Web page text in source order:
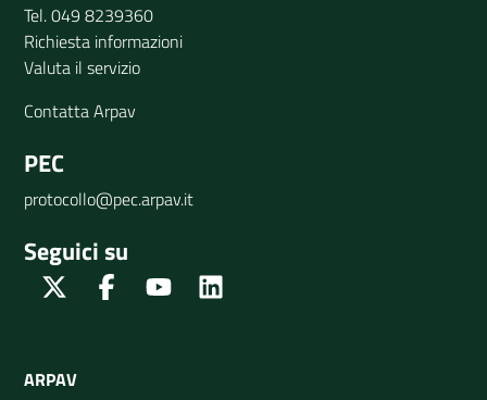
Tel. 049 8239360
Richiesta informazioni
Valuta il servizio
Contatta Arpav
PEC
protocollo@pec.arpav.it
Seguici su
Twitter FacebookYoutube
ARPAV